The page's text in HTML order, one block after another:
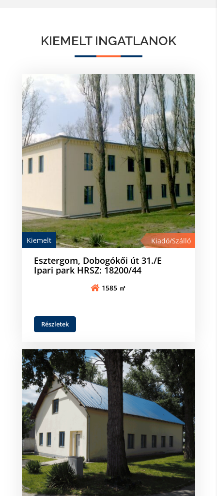
KIEMELT INGATLANOK
Kiemelt Kiadó/Szálló
Esztergom, Dobogókői út 31./E
Ipari park HRSZ: 18200/44
1585 ㎡
Részletek